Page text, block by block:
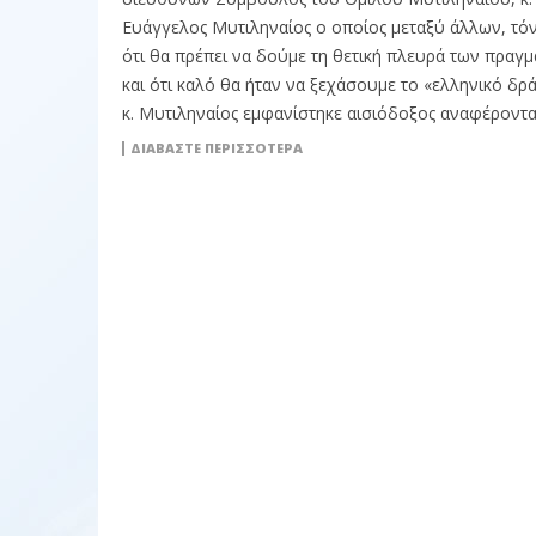
Ευάγγελος Μυτιληναίος ο οποίος μεταξύ άλλων,
ότι θα πρέπει να δούμε τη θετική πλευρά των
και ότι καλό θα ήταν να ξεχάσουμε το «ελληνικό
κ. Μυτιληναίος εμφανίστηκε αισιόδοξος
ΔΙΑΒΆΣΤΕ ΠΕΡΙΣΣΌΤΕΡΑ